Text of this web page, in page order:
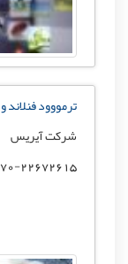
ترمووود فنلاند
شرکت آیریس
22672615